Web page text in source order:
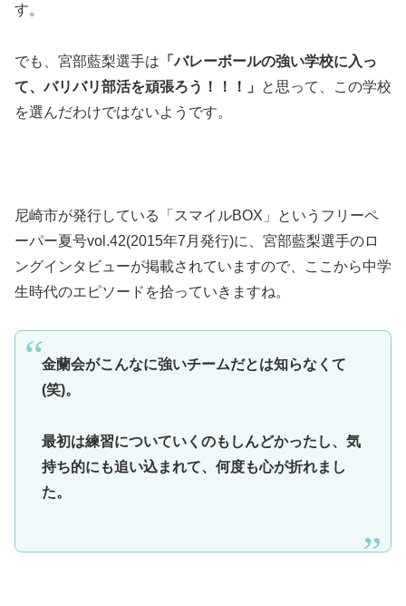
す。
でも、宮部藍梨選手は 「バレーボールの強い学校に入っ
て、バリバリ部活を頑張ろう！！！」
と思って、この学校
を選んだわけではないようです。
尼崎市が発行している「スマイルBOX」というフリーペ
ーパー夏号vol.42(2015年7月発行)に、宮部藍梨選手のロ
ングインタビューが掲載されていますので、ここから中学
生時代のエピソードを拾っていきますね。
金蘭会がこんなに強いチームだとは知らなくて
(笑)。
最初は練習についていくのもしんどかったし、気
持ち的にも追い込まれて、何度も心が折れまし
た。